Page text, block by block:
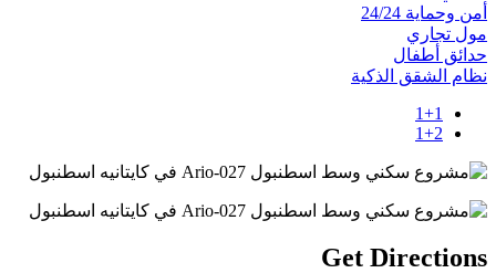
أمن وحماية 24/24
مول تجاري
حدائق أطفال
نظام الشقق الذكية
1+1
1+2
Get Directions